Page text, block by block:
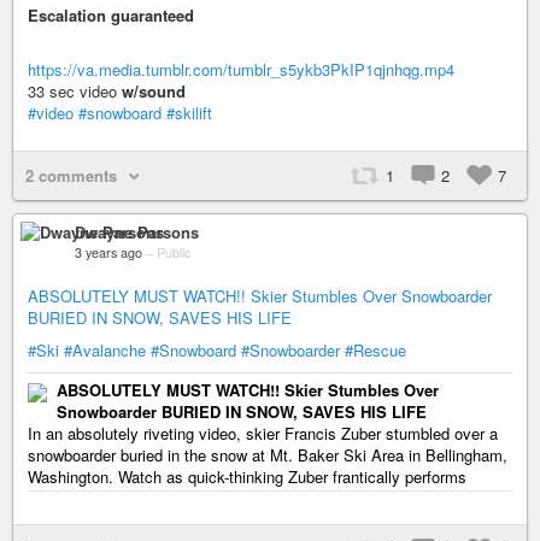
Escalation guaranteed
https://va.media.tumblr.com/tumblr_s5ykb3PkIP1qjnhqg.mp4
33 sec video w/sound
#video #snowboard #skilift
2 comments 1 2 7
Dwayne Parsons
3 years ago – Public
ABSOLUTELY MUST WATCH!! Skier Stumbles Over Snowboarder
BURIED IN SNOW, SAVES HIS LIFE
#Ski #Avalanche #Snowboard #Snowboarder #Rescue
ABSOLUTELY MUST WATCH!! Skier Stumbles Over
Snowboarder BURIED IN SNOW, SAVES HIS LIFE
In an absolutely riveting video, skier Francis Zuber stumbled over a
snowboarder buried in the snow at Mt. Baker Ski Area in Bellingham,
Washington. Watch as quick-thinking Zuber frantically performs